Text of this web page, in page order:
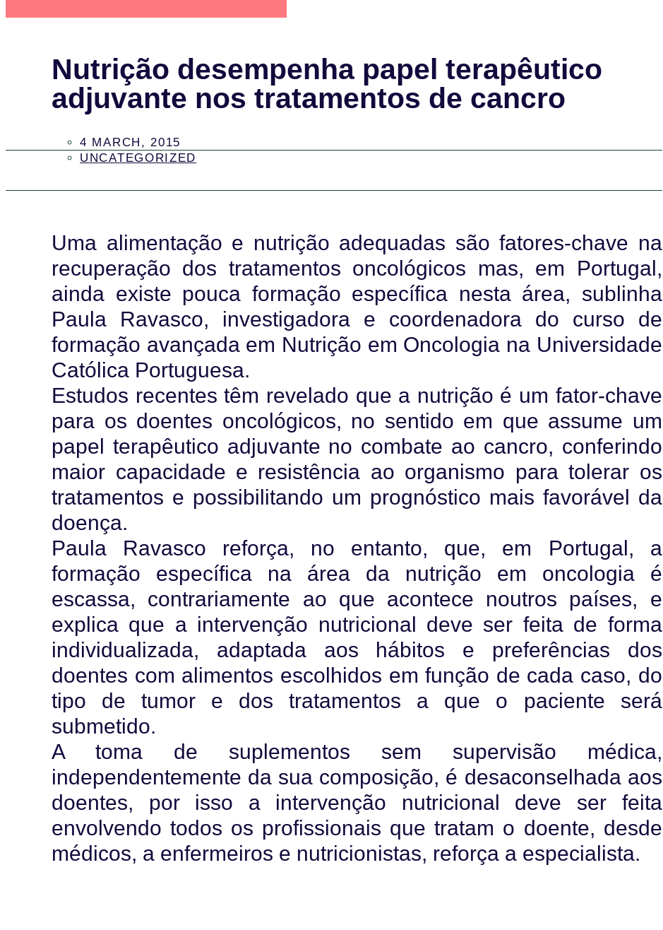
Nutrição desempenha papel terapêutico
adjuvante nos tratamentos de cancro
4 MARCH, 2015
UNCATEGORIZED
Uma alimentação e nutrição adequadas são fatores-chave na
recuperação dos tratamentos oncológicos mas, em Portugal,
ainda existe pouca formação específica nesta área, sublinha
Paula Ravasco, investigadora e coordenadora do curso de
formação avançada em Nutrição em Oncologia na Universidade
Católica Portuguesa.
Estudos recentes têm revelado que a nutrição é um fator-chave
para os doentes oncológicos, no sentido em que assume um
papel terapêutico adjuvante no combate ao cancro, conferindo
maior capacidade e resistência ao organismo para tolerar os
tratamentos e possibilitando um prognóstico mais favorável da
doença.
Paula Ravasco reforça, no entanto, que, em Portugal, a
formação específica na área da nutrição em oncologia é
escassa, contrariamente ao que acontece noutros países, e
explica que a intervenção nutricional deve ser feita de forma
individualizada, adaptada aos hábitos e preferências dos
doentes com alimentos escolhidos em função de cada caso, do
tipo de tumor e dos tratamentos a que o paciente será
submetido.
A toma de suplementos sem supervisão médica,
independentemente da sua composição, é desaconselhada aos
doentes, por isso a intervenção nutricional deve ser feita
envolvendo todos os profissionais que tratam o doente, desde
médicos, a enfermeiros e nutricionistas, reforça a especialista.